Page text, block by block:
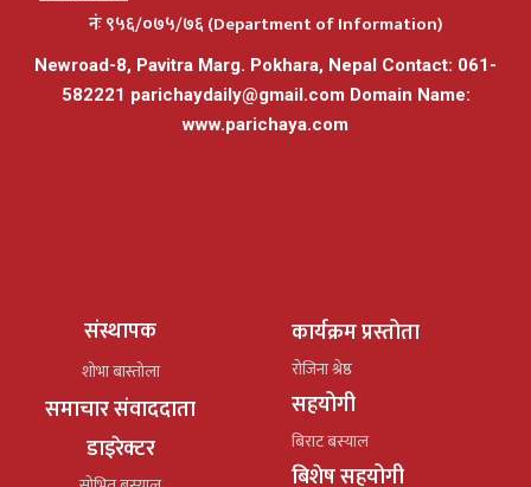
नंः ९५६/०७५/७६ (Department of Information)
Newroad-8, Pavitra Marg. Pokhara, Nepal Contact: 061-
582221 parichaydaily@gmail.comDomain Name:
www.parichaya.com
संस्थापक
शोभा बास्तोला
समाचार संवाददाता
डाइरेक्टर
कार्यक्रम प्रस्तोता
रोजिना श्रेष्ठ
सहयोगी
बिराट बस्याल
बिशेष सहयोगी